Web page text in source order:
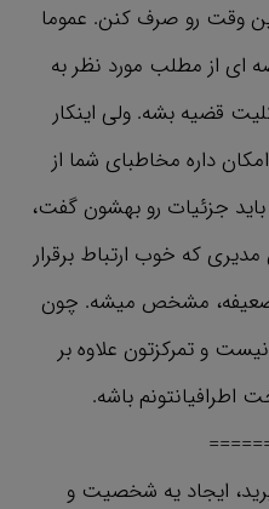
وقت رو صرف کنن. عموما
ای از مطلب مورد نظر به
قضیه بشه. ولی اینکار
داره مخاطبای شما از
جزئیات رو بهشون گفت،
که خوب ارتباط برقرار
ضعیفه، مشخص میشه. چون
و تمرکزتون علاوه بر
باشه.
ایجاد یه شخصیت و